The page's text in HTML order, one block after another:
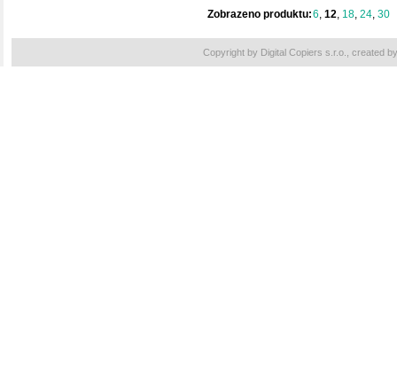
Zobrazeno produktu:6, 12, 18, 24, 30
Copyright by Digital Copiers s.r.o., created